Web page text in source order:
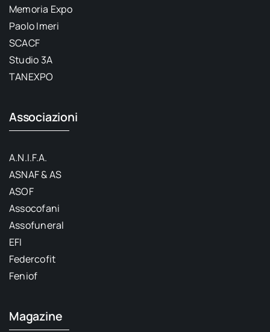
Memoria Expo
Paolo Imeri
SCACF
Studio 3A
TANEXPO
Associazioni
A.N.I.F.A.
ASNAF & AS
ASOF
Assocofani
Assofuneral
EFI
Federcofit
Feniof
Magazine